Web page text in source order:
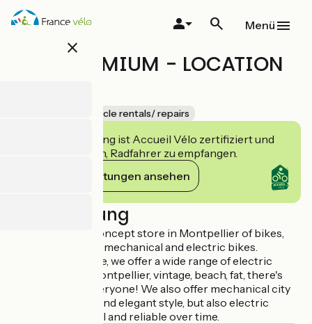
Direkt
zum
close
Menü
EBIKEPREMIUM - LOCATION
Bicycle rentals/ repairs
Diese Einrichtung ist Accueil Vélo zertifiziert und
verpflichtet sich, Radfahrer zu empfangen.
Ihre Verpflichtungen ansehen
Beschreibung
EbikePremium, concept store in Montpellier of bikes,
electric scooters, mechanical and electric bikes.
For rent or for sale, we offer a wide range of electric
bikes unique in Montpellier, vintage, beach, fat, there's
something for everyone! We also offer mechanical city
bikes in a classic and elegant style, but also electric
scooters powerful and reliable over time.